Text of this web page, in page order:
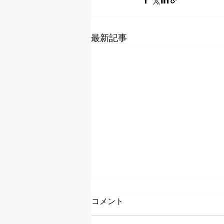
最新記事
2023年 年末セール
12月がスタートしています 年間
コメント